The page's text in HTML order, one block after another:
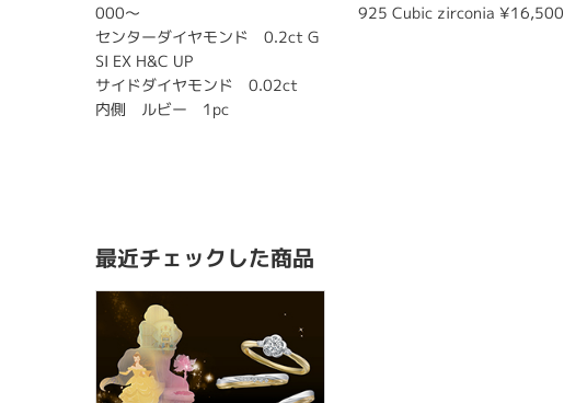
000～
センターダイヤモンド 0.2ct G
SI EX H&C UP
サイドダイヤモンド 0.02ct
内側 ルビー 1pc
925 Cubic zirconia ¥16,500
最近チェックした商品